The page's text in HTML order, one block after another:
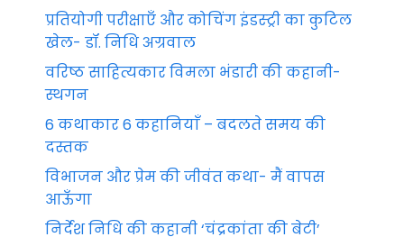
प्रतियोगी परीक्षाएँ और कोचिंग इंडस्ट्री का कुटिल
खेल- डॉ. निधि अग्रवाल
वरिष्ठ साहित्यकार विमला भंडारी की कहानी-
स्थगन
6 कथाकार 6 कहानियाँ – बदलते समय की
दस्तक
विभाजन और प्रेम की जीवंत कथा- मैं वापस
आऊँगा
निर्देश निधि की कहानी ‘चंद्रकांता की बेटी’